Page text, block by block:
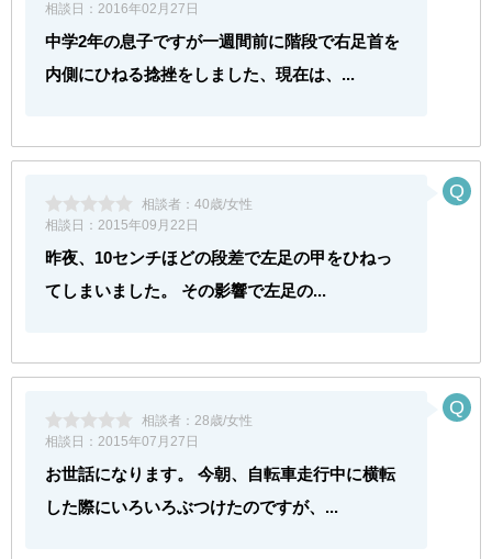
相談日： 2016年02月27日
中学2年の息子ですが一週間前に階段で右足首を
内側にひねる捻挫をしました、現在は、...
相談者： 40歳/女性
相談日： 2015年09月22日
昨夜、10センチほどの段差で左足の甲をひねっ
てしまいました。 その影響で左足の...
相談者： 28歳/女性
相談日： 2015年07月27日
お世話になります。 今朝、自転車走行中に横転
した際にいろいろぶつけたのですが、...